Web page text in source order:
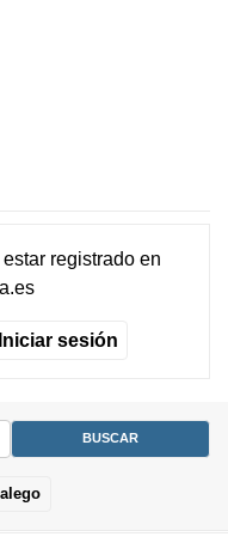
estar registradoen
Iniciar sesión